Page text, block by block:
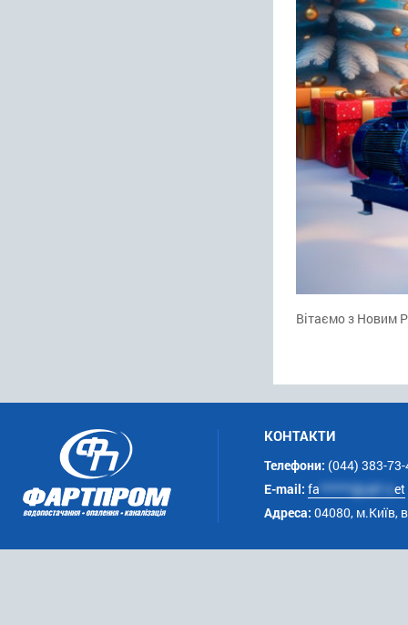
Вітаємо з Новим
КОНТАКТИ
Телефони: (044) 383-
E-mail: fa ******@uk*.n et
Адреса: 04080, м.Київ,